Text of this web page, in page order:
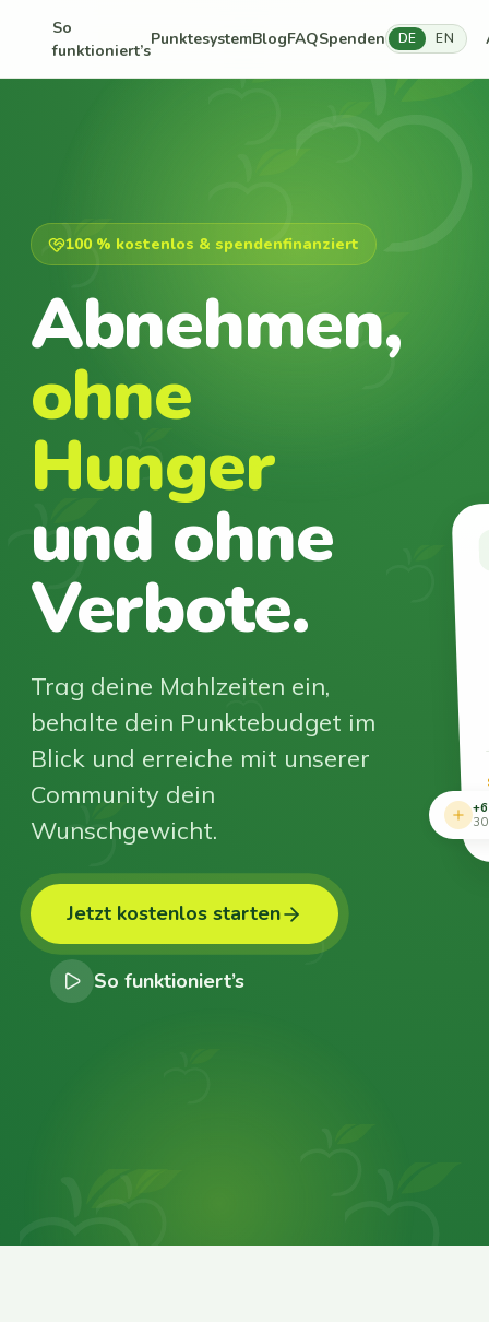
So
funktioniert’s
PunktesystemBlogFAQSpenden DE EN
100 % kostenlos & spendenfinanziert
Abnehmen,
ohne
Hunger
und ohne
Verbote.
Trag deine Mahlzeiten ein,
behalte dein Punktebudget im
Blick und erreiche mit unserer
Community dein
Wunschgewicht.
Jetzt kostenlos starten
So funktioniert’s